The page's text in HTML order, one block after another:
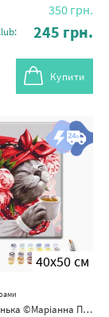
350 грн.
245 грн.
Купити
40x50 см
©Маріанна Пащук